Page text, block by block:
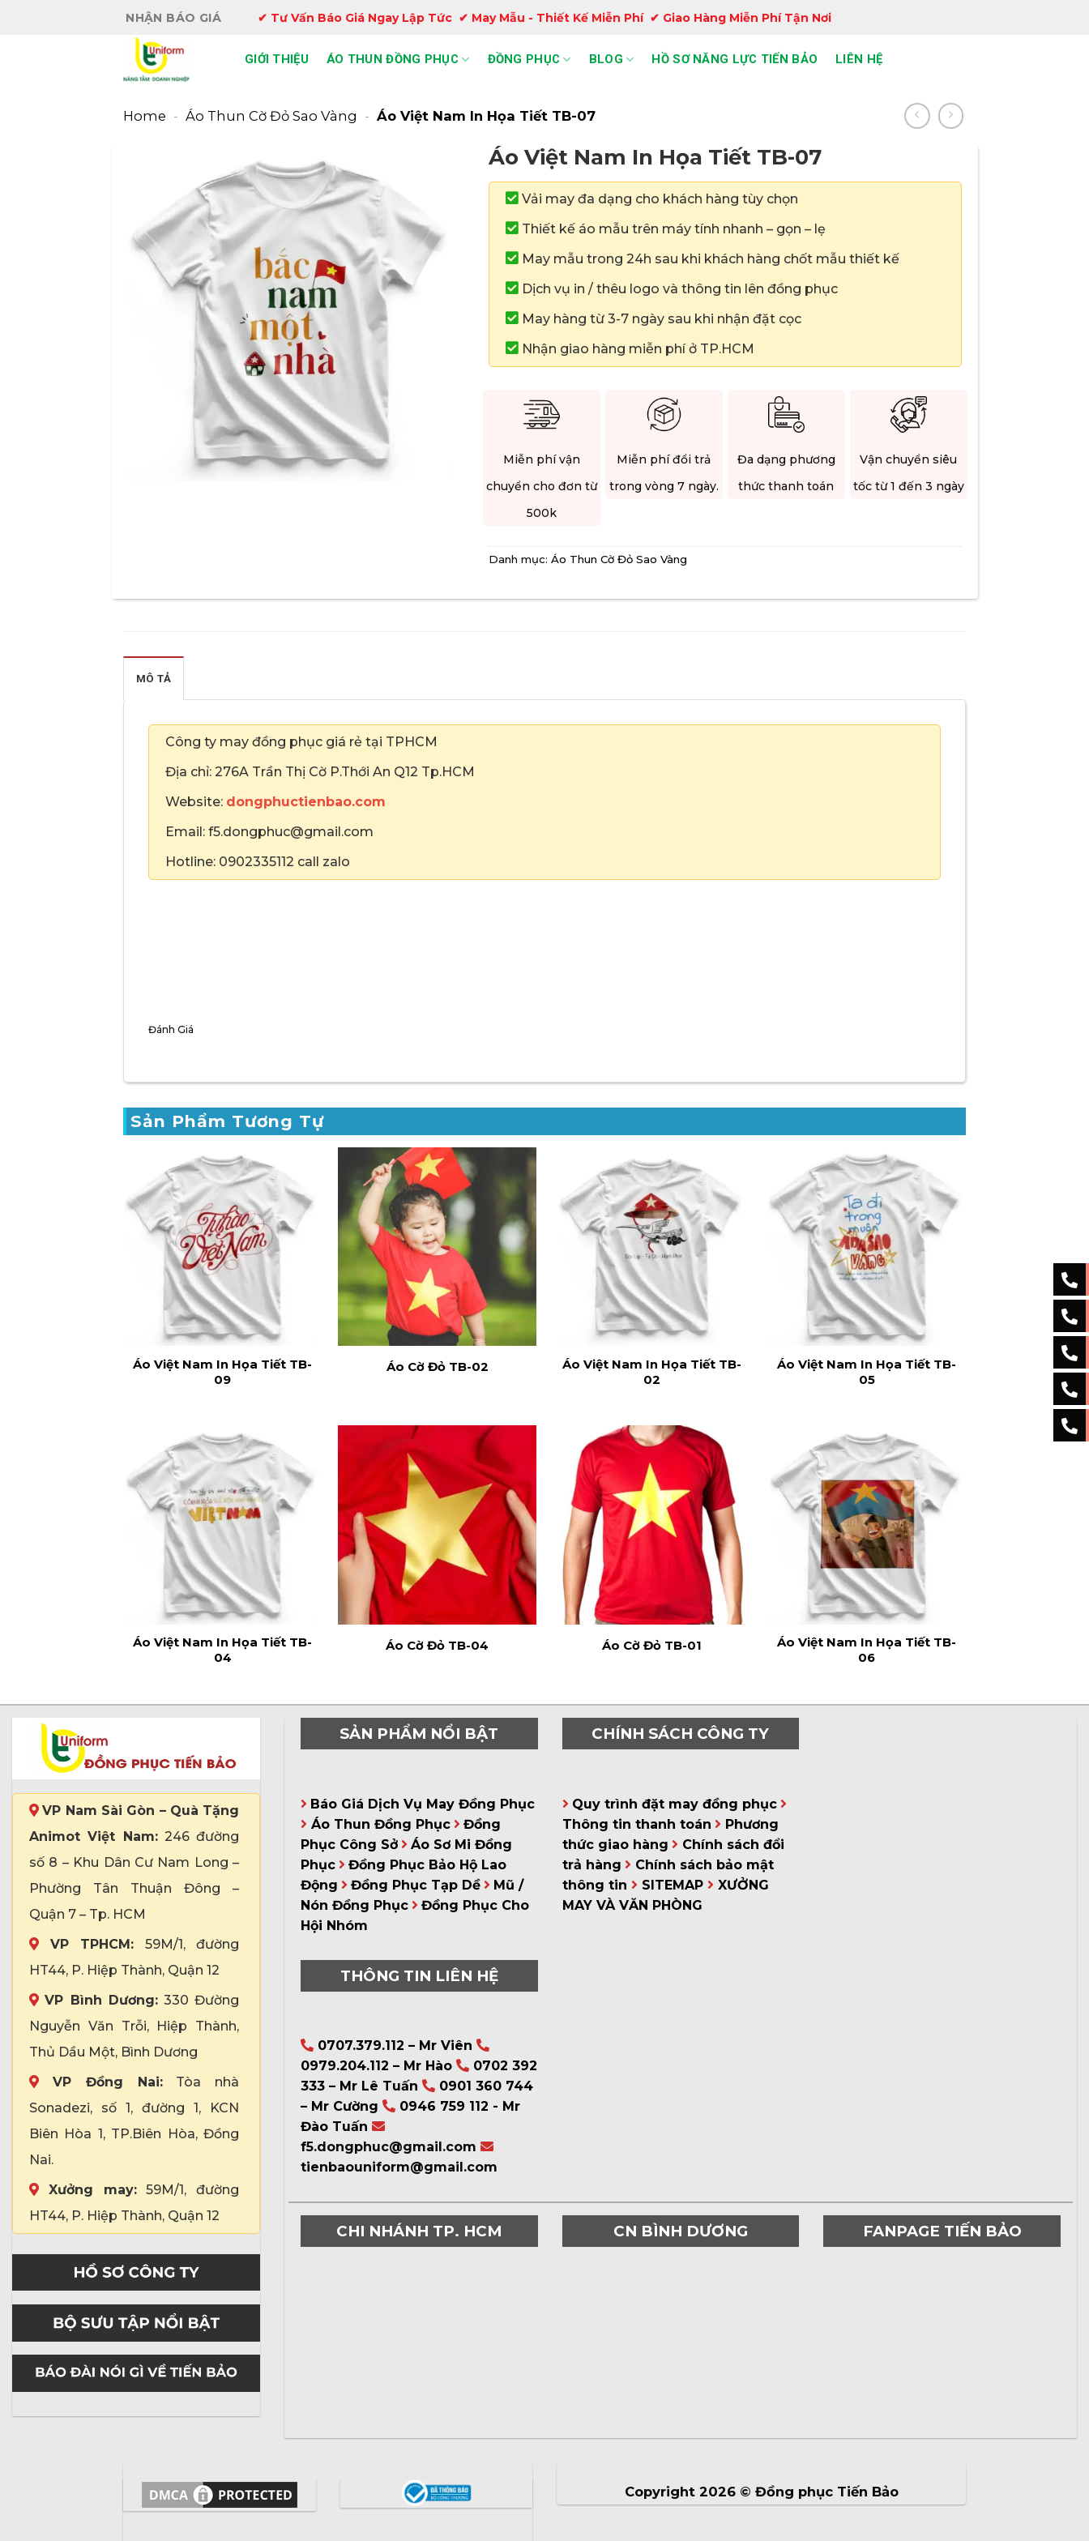
NHẬN BÁO GIÁ ✔ Tư Vấn Báo Giá Ngay Lập Tức ✔ May Mẫu - Thiết Kế Miễn Phí ✔ Giao Hàng Miễn Phí Tận Nơi
GIỚI THIỆU ÁO THUN ĐỒNG PHỤC ĐỒNG PHỤC BLOG HỒ SƠ NĂNG LỰC TIẾN BẢO LIÊN HỆ
Home - Áo Thun Cờ Đỏ Sao Vàng - Áo Việt Nam In Họa Tiết TB-07
Áo Việt Nam In Họa Tiết TB-07
Vải may đa dạng cho khách hàng tùy chọn
Thiết kế áo mẫu trên máy tính nhanh – gọn – lẹ
May mẫu trong 24h sau khi khách hàng chốt mẫu thiết kế
Dịch vụ in / thêu logo và thông tin lên đồng phục
May hàng từ 3-7 ngày sau khi nhận đặt cọc
Nhận giao hàng miễn phí ở TP.HCM
Miễn phí vận
chuyển cho đơn từ
500k
Miễn phí đổi trả
trong vòng 7 ngày.
Đa dạng phương
thức thanh toán
Vận chuyển siêu
tốc từ 1 đến 3 ngày
Danh mục: Áo Thun Cờ Đỏ Sao Vàng
MÔ TẢ
Công ty may đồng phục giá rẻ tại TPHCM
Địa chỉ: 276A Trần Thị Cờ P.Thới An Q12 Tp.HCM
Website: dongphuctienbao.com
Email: f5.dongphuc@gmail.com
Hotline: 0902335112 call zalo
Đánh Giá
Sản Phẩm Tương Tự
Áo Việt Nam In Họa Tiết TB-
09
Áo Cờ Đỏ TB-02
Áo Việt Nam In Họa Tiết TB-
02
Áo Việt Nam In Họa Tiết TB-
05
Áo Việt Nam In Họa Tiết TB-
04
Áo Cờ Đỏ TB-04 Áo Cờ Đỏ TB-01
Áo Việt Nam In Họa Tiết TB-
06
VP Nam Sài Gòn – Quà Tặng
Animot Việt Nam:246 đường
số 8 – Khu Dân Cư Nam Long –
Phường Tân Thuận Đông –
Quận 7 – Tp. HCM
VP TPHCM: 59M/1, đường
HT44, P. Hiệp Thành, Quận 12
VP Bình Dương:330 Đường
Nguyễn Văn Trỗi, Hiệp Thành,
Thủ Dầu Một, Bình Dương
VP Đồng Nai:Tòa nhà
Sonadezi, số 1, đường 1, KCN
Biên Hòa 1, TP.Biên Hòa, Đồng
Nai.
Xưởng may:59M/1, đường
HT44, P. Hiệp Thành, Quận 12
SẢN PHẨM NỔI BẬT
Báo Giá Dịch Vụ May Đồng Phục
Áo Thun Đồng Phục
Đồng
Phục Công Sở
Áo Sơ Mi Đồng
Phục
Đồng Phục Bảo Hộ Lao
Động
Đồng Phục Tạp Dề
Mũ /
Nón Đồng Phục
Đồng Phục Cho
Hội Nhóm
CHÍNH SÁCH CÔNG TY
Quy trình đặt may đồng phục
Thông tin thanh toán
Phương
thức giao hàng
Chính sách đổi
trả hàng
Chính sách bảo mật
thông tin
SITEMAP
XƯỞNG
MAY VÀ VĂN PHÒNG
THÔNG TIN LIÊN HỆ
0707.379.112 – Mr Viên
0979.204.112 – Mr Hào
0702 392
333 – Mr Lê Tuấn
0901 360 744
– Mr Cường
0946 759 112 - Mr
Đào Tuấn
f5.dongphuc@gmail.com
tienbaouniform@gmail.com
CHI NHÁNH TP. HCM CN BÌNH DƯƠNG FANPAGE TIẾN BẢO
Copyright 2026 © Đồng phục Tiến Bảo